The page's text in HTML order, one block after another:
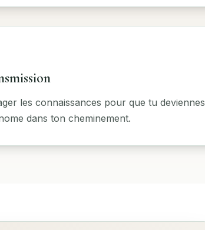
les connaissances pour que tu deviennes
dans ton cheminement.